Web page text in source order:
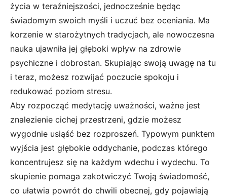
życia w teraźniejszości, jednocześnie będąc
świadomym swoich myśli i uczuć bez oceniania. Ma
korzenie w starożytnych tradycjach, ale nowoczesna
nauka ujawniła jej głęboki wpływ na zdrowie
psychiczne i dobrostan. Skupiając swoją uwagę na tu
i teraz, możesz rozwijać poczucie spokoju i
redukować poziom stresu.
Aby rozpocząć medytację uważności, ważne jest
znalezienie cichej przestrzeni, gdzie możesz
wygodnie usiąść bez rozproszeń. Typowym punktem
wyjścia jest głębokie oddychanie, podczas którego
koncentrujesz się na każdym wdechu i wydechu. To
skupienie pomaga zakotwiczyć Twoją świadomość,
co ułatwia powrót do chwili obecnej, gdy pojawiają